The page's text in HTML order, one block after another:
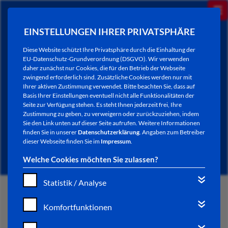
EINSTELLUNGEN IHRER PRIVATSPHÄRE
Diese Website schützt Ihre Privatsphäre durch die Einhaltung der
EU-Datenschutz-Grundverordnung (DSGVO). Wir verwenden
daher zunächst nur Cookies, die für den Betrieb der Webseite
zwingend erforderlich sind. Zusätzliche Cookies werden nur mit
Ihrer aktiven Zustimmung verwendet. Bitte beachten Sie, dass auf
Basis Ihrer Einstellungen eventuell nicht alle Funktionalitäten der
Seite zur Verfügung stehen. Es steht Ihnen jederzeit frei, Ihre
Zustimmung zu geben, zu verweigern oder zurückzuziehen, indem
Sie den Link unten auf dieser Seite aufrufen. Weitere Informationen
finden Sie in unsererDatenschutzerklärung. Angaben zum Betreiber
dieser Webseite finden Sie im Impressum.
Welche Cookies möchten Sie zulassen?
Statistik / Analyse
Komfortfunktionen
NEWSLETTER / CITY LETTER
START